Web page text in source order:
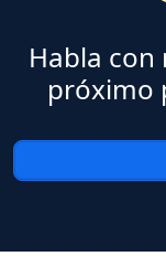
Habla
próximo